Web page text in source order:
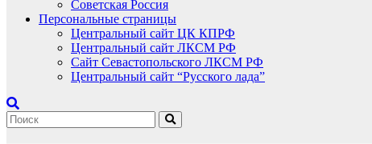
Советская Россия
Персональные страницы
Центральный сайт ЦК КПРФ
Центральный сайт ЛКСМ РФ
Сайт Севастопольского ЛКСМ РФ
Центральный сайт “Русского лада”